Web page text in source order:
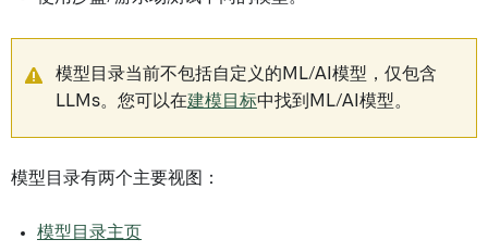
模型目录当前不包括自定义的ML/AI模型，仅包含
LLMs。您可以在建模目标中找到ML/AI模型。
模型目录有两个主要视图：
模型目录主页